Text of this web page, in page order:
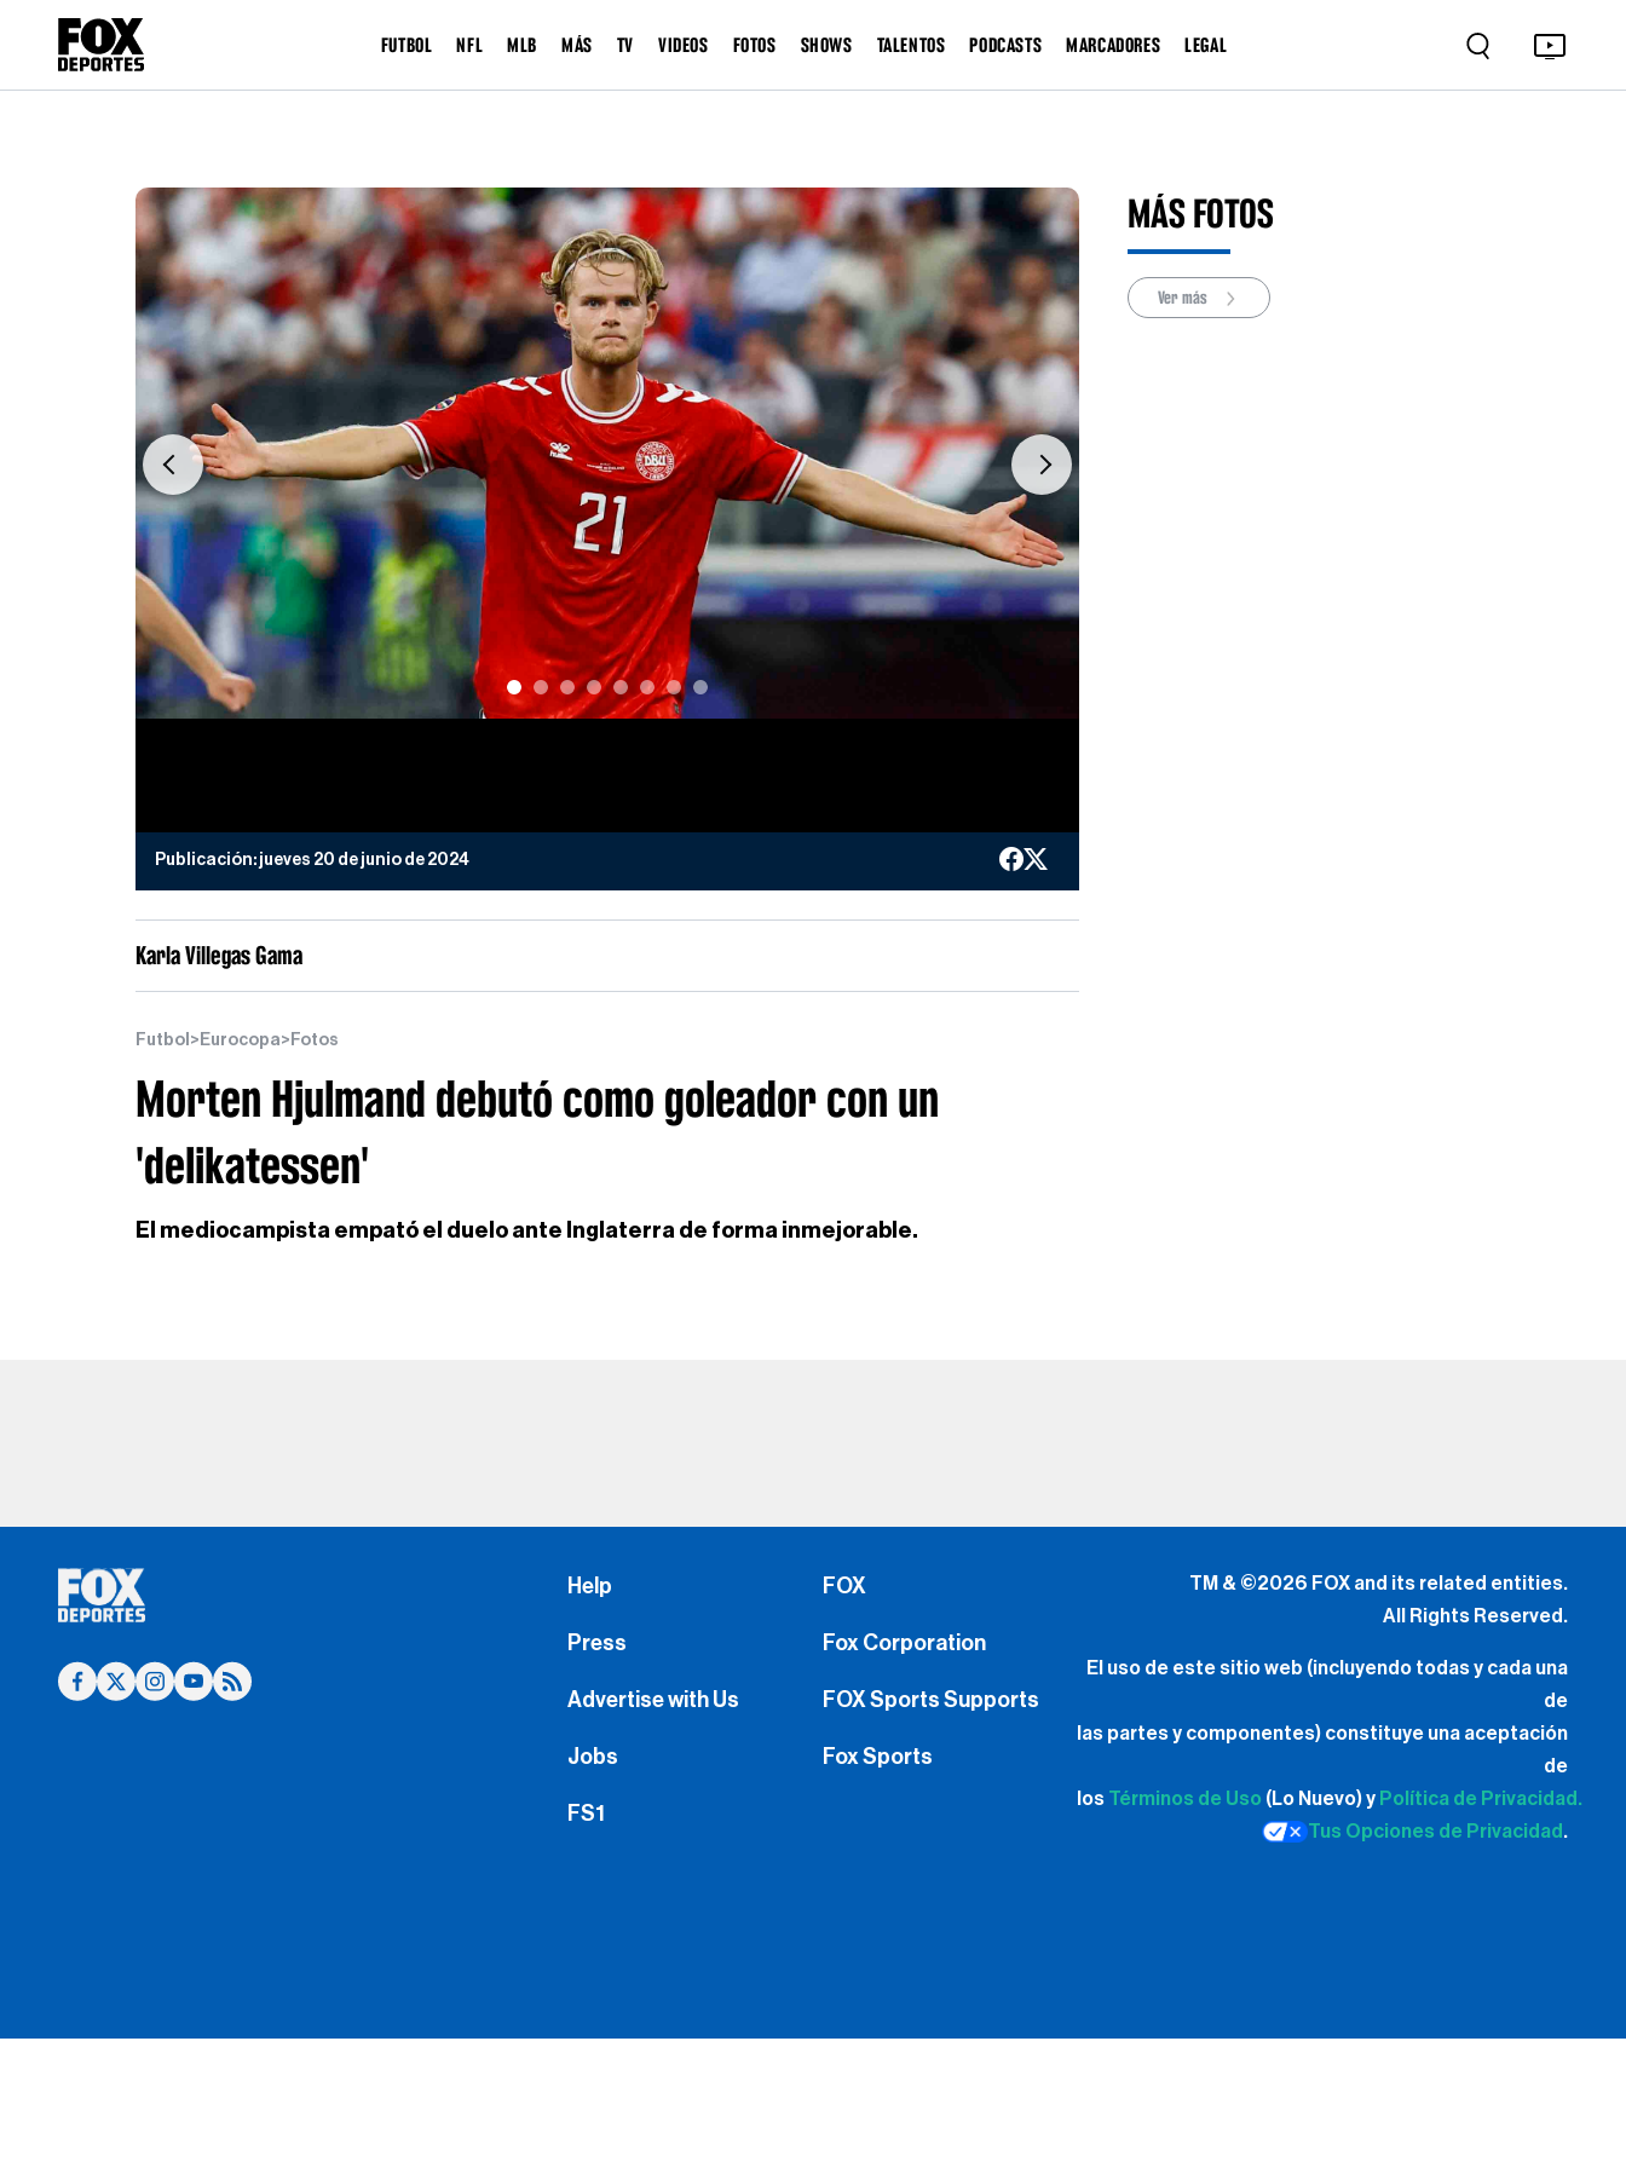
FUTBOL NFL MLB MÁS TV VIDEOS FOTOS SHOWS TALENTOS PODCASTS MARCADORES LEGAL
Previous Next
Publicación: jueves 20 de junio de 2024
Karla Villegas Gama
Futbol > Eurocopa> Fotos
Morten Hjulmand debutó como goleador con un
'delikatessen'
El mediocampista empató el duelo ante Inglaterra de forma inmejorable.
MÁS FOTOS
Ver más
Help
Press
Advertise with Us
Jobs
FS1
FOX
Fox Corporation
FOX Sports Supports
Fox Sports
TM & ©2026 FOX and its related entities.
All Rights Reserved.
El uso de este sitio web (incluyendo todas y cada una
de
las partes y componentes) constituye una aceptación
de
los Términos de Uso (Lo Nuevo) y Política de Privacidad.
Tus Opciones de Privacidad .